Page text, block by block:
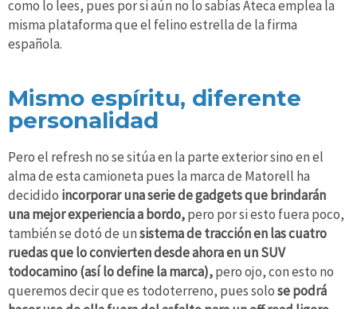
como lo lees, pues por si aún no lo sabías Ateca emplea la
misma plataforma que el felino estrella de la firma
española.
Mismo espíritu, diferente
personalidad
Pero el refresh no se sitúa en la parte exterior sino en el
alma de esta camioneta pues la marca de Matorell ha
decidido incorporar una serie de gadgets que brindarán
una mejor experiencia a bordo,pero por si esto fuera poco,
también se dotó de unsistema de tracción en las cuatro
ruedas que lo convierten desde ahora en un SUV
todocamino (así lo define la marca),pero ojo, con esto no
queremos decir que es todoterreno, pues solose podrá